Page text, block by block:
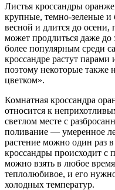
Листья кроссандры
крупные, темно-зеленые и
весной и длится до осени,
может продлиться даже
более популярным среди
кроссандре растут
поэтому некоторые также
цветком».
Комнатная кроссандра
относится к
светлом месте с
поливание — умеренное
растение можно один раз
кроссандры происходит с
можно взять в любое
теплолюбивое, и его
холодных температур.